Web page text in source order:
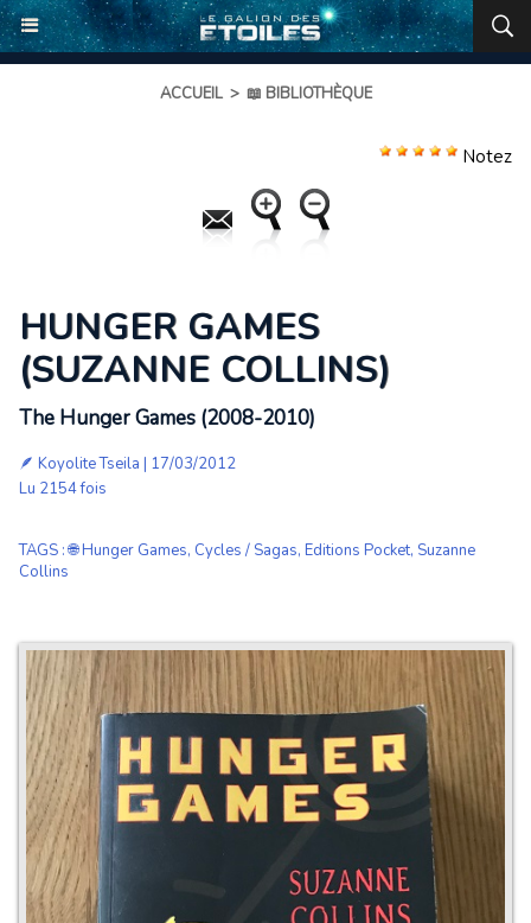
ACCUEIL > 📖 BIBLIOTHÈQUE
Notez
HUNGER GAMES
(SUZANNE COLLINS)
The Hunger Games (2008-2010)
🪶 Koyolite Tseila | 17/03/2012
Lu 2154 fois
TAGS :🌐 Hunger Games, Cycles / Sagas, Editions Pocket, Suzanne
Collins